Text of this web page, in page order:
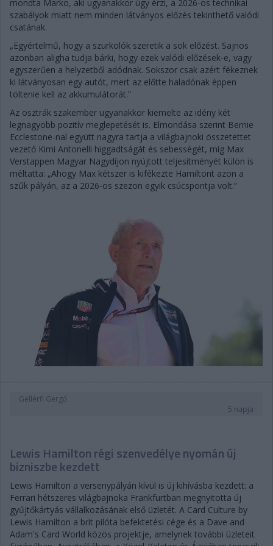
mondta Marko, aki ugyanakkor úgy érzi, a 2026-os technikai
szabályok miatt nem minden látványos előzés tekinthető valódi
csatának.
„Egyértelmű, hogy a szurkolók szeretik a sok előzést. Sajnos
azonban aligha tudja bárki, hogy ezek valódi előzések-e, vagy
egyszerűen a helyzetből adódnak. Sokszor csak azért fékeznek
ki látványosan egy autót, mert az előtte haladónak éppen
töltenie kell az akkumulátorát.”
Az osztrák szakember ugyanakkor kiemelte az idény két
legnagyobb pozitív meglepetését is. Elmondása szerint Bernie
Ecclestone-nal együtt nagyra tartja a világbajnoki összetettet
vezető Kimi Antonelli higgadtságát és sebességét, míg Max
Verstappen Magyar Nagydíjon nyújtott teljesítményét külön is
méltatta: „Ahogy Max kétszer is kifékezte Hamiltont azon a
szűk pályán, az a 2026-os szezon egyik csúcspontja volt.”
Gellérfi Gergő
5 napja
Lewis Hamilton régi szenvedélye nyomán új
bizniszbe kezdett
Lewis Hamilton a versenypályán kívül is új kihívásba kezdett: a
Ferrari hétszeres világbajnoka Frankfurtban megnyitotta új
gyűjtőkártyás vállalkozásának első üzletét. A Card Culture by
Lewis Hamilton a brit pilóta befektetési cége és a Dave and
Adam's Card World közös projektje, amelynek további üzleteit